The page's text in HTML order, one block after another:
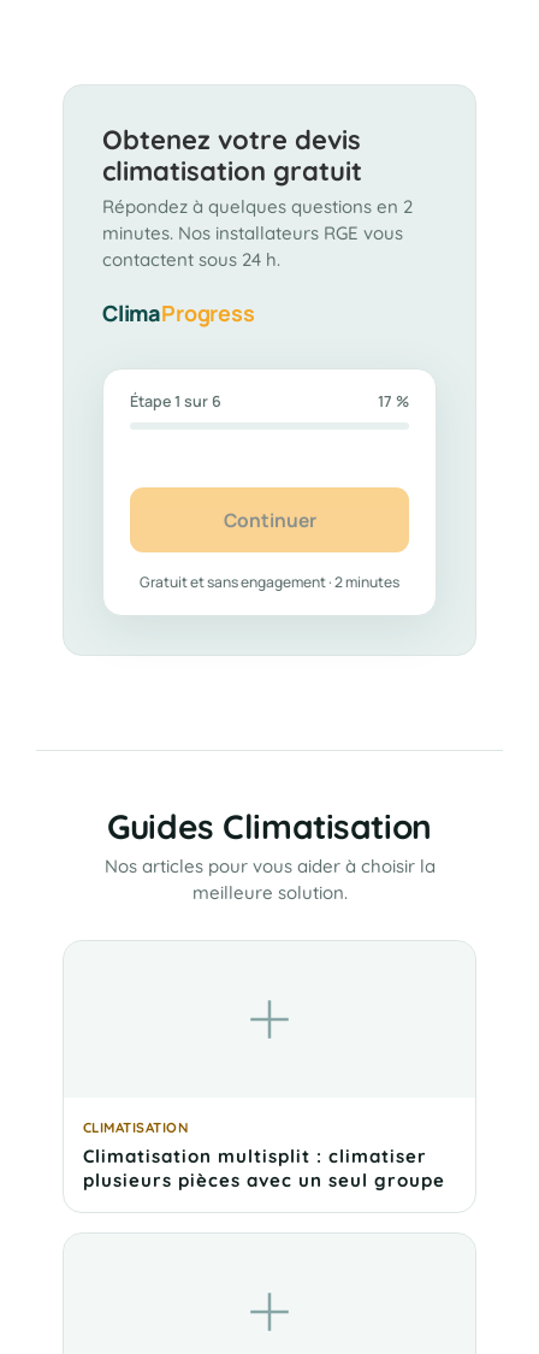
Obtenez votre devis
climatisation gratuit
Répondez à quelques questions en 2
minutes. Nos installateurs RGE vous
contactent sous 24 h.
ClimaProgress
Étape 1 sur 6 17 %
Continuer
Gratuit et sans engagement · 2 minutes
Guides Climatisation
Nos articles pour vous aider à choisir la
meilleure solution.
CLIMATISATION
Climatisation multisplit : climatiser
plusieurs pièces avec un seul groupe